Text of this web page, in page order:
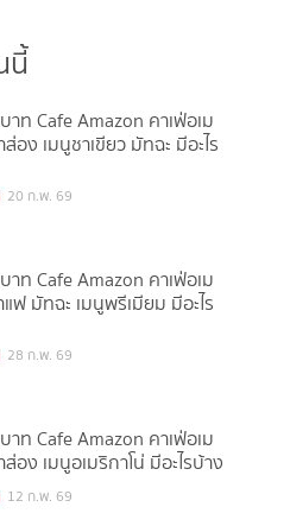
นี้
าท Cafe Amazon คาเฟ่อเม
อง เมนูชาเขียว มัทฉะ มีอะไร
20 ก.พ. 69
าท Cafe Amazon คาเฟ่อเม
ฟ มัทฉะ เมนูพรีเมียม มีอะไร
28 ก.พ. 69
าท Cafe Amazon คาเฟ่อเม
อง เมนูอเมริกาโน่ มีอะไรบ้าง
12 ก.พ. 69